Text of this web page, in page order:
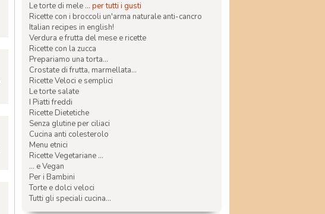
Le torte di mele ... per tutti i gusti
Ricette con i broccoli un'arma naturale anti-cancro
Italian recipes in english!
Verdura e frutta del mese e ricette
Ricette con la zucca
Prepariamo una torta...
Crostate di frutta, marmellata...
Ricette Veloci e semplici
Le torte salate
I Piatti freddi
Ricette Dietetiche
Senza glutine per ciliaci
Cucina anti colesterolo
Menu etnici
Ricette Vegetariane ...
... e Vegan
Per i Bambini
Torte e dolci veloci
Tutti gli speciali cucina...